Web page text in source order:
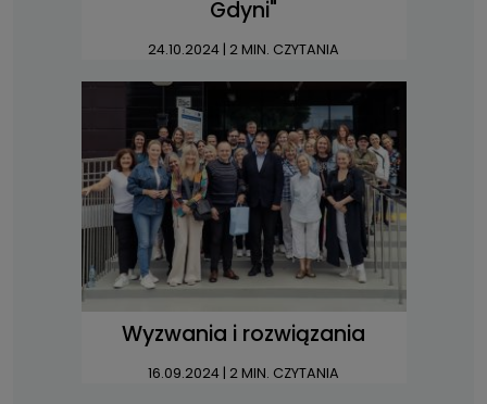
Gdyni"
24.10.2024 | 2 MIN. CZYTANIA
Wyzwania i rozwiązania
16.09.2024 | 2 MIN. CZYTANIA